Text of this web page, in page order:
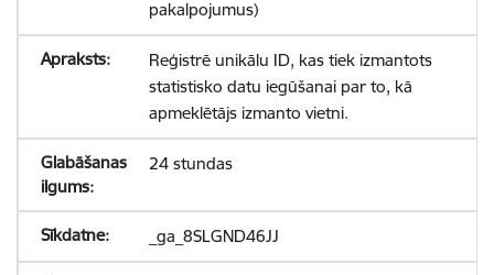
pakalpojumus)
Reģistrē unikālu ID, kas tiek izmantots
statistisko datu iegūšanai par to, kā
apmeklētājs izmanto vietni.
24 stundas
_ga_8SLGND46JJ